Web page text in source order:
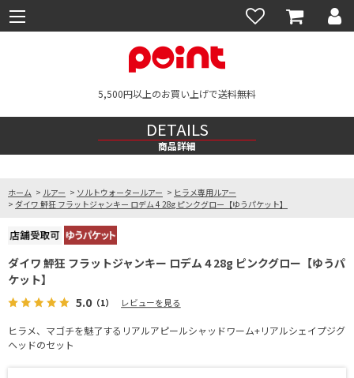
5,500円以上のお買い上げで送料無料
DETAILS
商品詳細
ホーム > ルアー > ソルトウォータールアー > ヒラメ専用ルアー
> ダイワ 鮃狂 フラットジャンキー ロデム 4 28g ピンクグロー【ゆうパケット】
ダイワ 鮃狂 フラットジャンキー ロデム 4 28g ピンクグロー【ゆうパ
ケット】
5.0（1） レビューを見る
ヒラメ、マゴチを魅了するリアルアピールシャッドワーム+リアルシェイプジグ
ヘッドのセット